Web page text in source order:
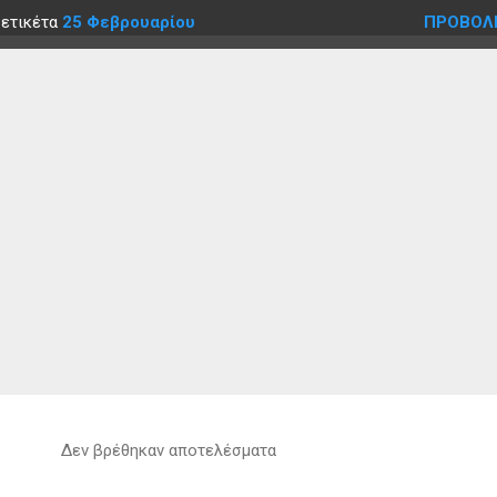
25 Φεβρουαρίου
Δεν βρέθηκαν αποτελέσματα